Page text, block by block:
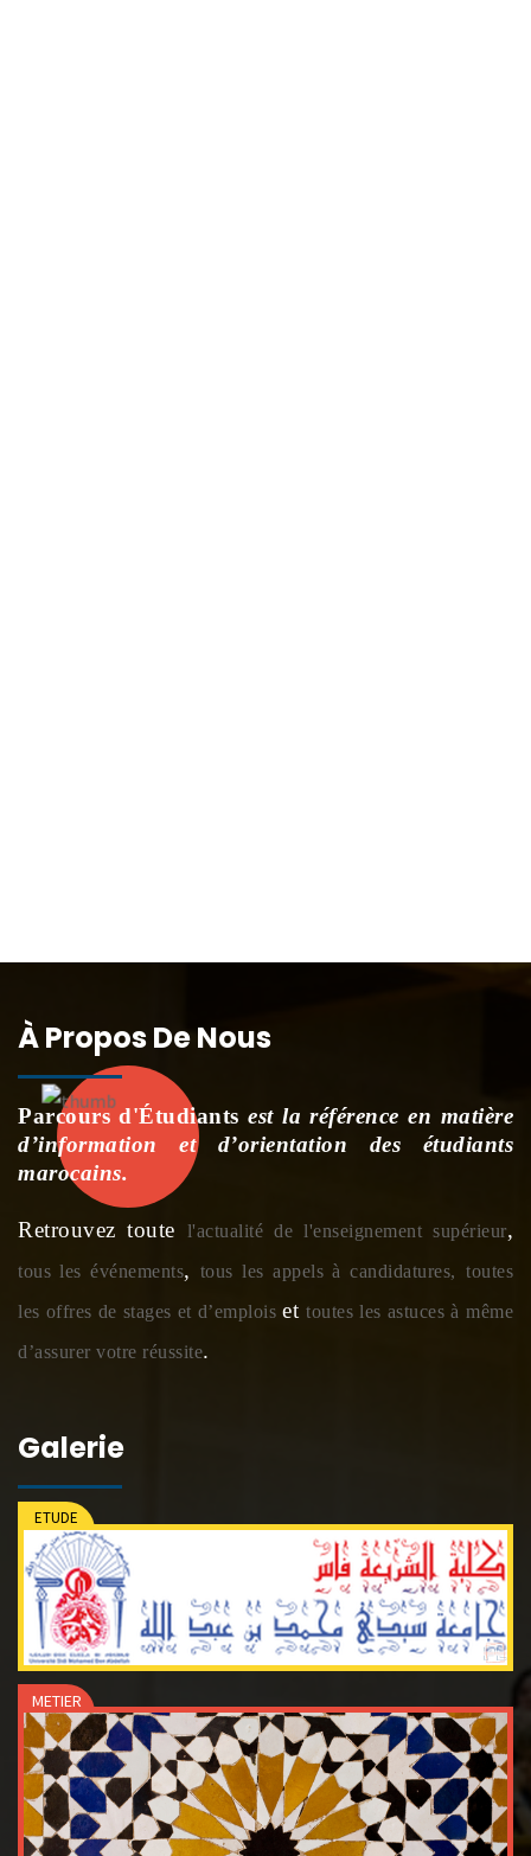
À Propos De Nous
Parcours d'Étudiants est la référence en matière
d’information et d’orientation des étudiants
marocains.
Retrouvez toute l'actualité de l'enseignement supérieur,
tous les événements, tous les appels à candidatures, toutes
les offres de stages et d’emploisettoutes les astuces à même
d’assurer votre réussite.
Galerie